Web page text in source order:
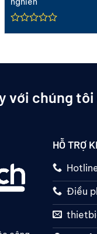
với chúng
HỖ TRỢ
Điều